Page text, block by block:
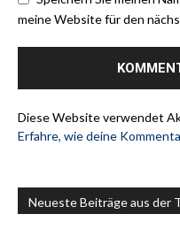
meine Website für den
Diese Website verwendet
Erfahre, wie deine
Neueste Beiträge aus der